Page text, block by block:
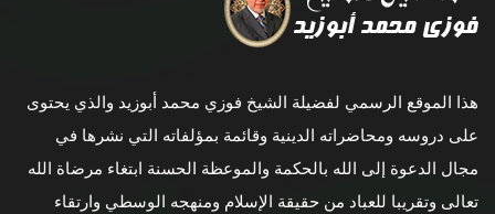
هذا الموقع الرسمي لفضيلة الشيخ فوزي محمد أبوزيد والذي يحتوى
على دروسه ومحاضراته الدينية وقائمة بمؤلفاته التي نشرها في
مجال الدعوة إلى الله بالحكمة والموعظة الحسنة ابتغاء مرضاة الله
تعالى وتقريبا للعباد من حقيقة الإسلام ومنهجه الوسطي وارتقاء